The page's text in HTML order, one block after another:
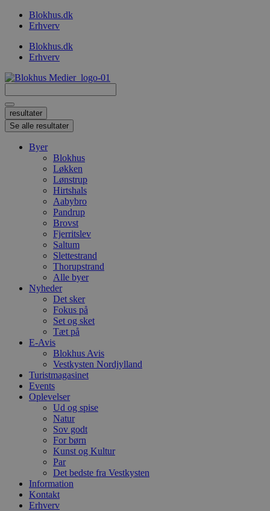
VidereBlokhus.dk
Erhverv
Blokhus.dk
Erhverv
...
resultater
Se alle resultater
Byer
Blokhus
Løkken
Lønstrup
Hirtshals
Aabybro
Pandrup
Brovst
Fjerritslev
Saltum
Slettestrand
Thorupstrand
Alle byer
Nyheder
Det sker
Fokus på
Set og sket
Tæt på
E-Avis
Blokhus Avis
Vestkysten Nordjylland
Turistmagasinet
Events
Oplevelser
Ud og spise
Natur
Sov godt
For børn
Kunst og Kultur
Par
Det bedste fra Vestkysten
Information
Kontakt
Erhverv